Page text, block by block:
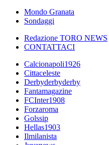
Mondo Granata
Sondaggi
Redazione TORO NEWS
CONTATTACI
Calcionapoli1926
Cittaceleste
Derbyderbyderby
Fantamagazine
FCInter1908
Forzaroma
Golssip
Hellas1903
Ilmilanista